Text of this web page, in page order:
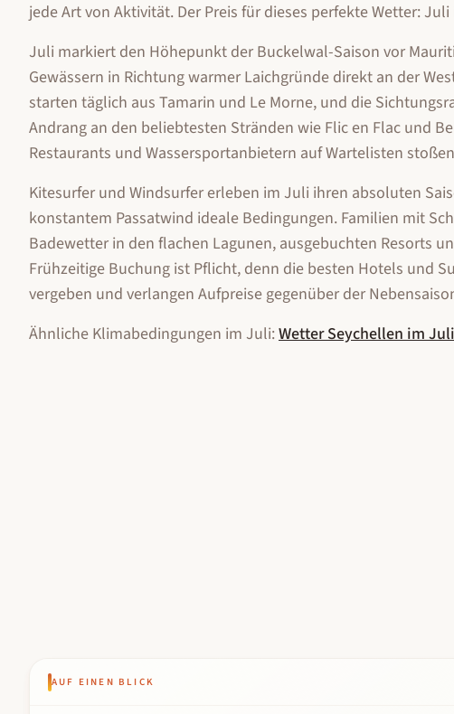
jede Art von Aktivität. Der Preis für dieses perfekte Wetter:
Juli markiert den Höhepunkt der Buckelwal-Saison vor
Gewässern in Richtung warmer Laichgründe direkt an der
starten täglich aus Tamarin und Le Morne, und die
Andrang an den beliebtesten Stränden wie Flic en Flac und
Restaurants und Wassersportanbietern auf Wartelisten
Kitesurfer und Windsurfer erleben im Juli ihren absoluten
konstantem Passatwind ideale Bedingungen. Familien mit
Badewetter in den flachen Lagunen, ausgebuchten Resorts
Frühzeitige Buchung ist Pflicht, denn die besten Hotels und
vergeben und verlangen Aufpreise gegenüber der
Ähnliche Klimabedingungen im Juli:WetterSeychellenimJuli
AUF EINEN BLICK